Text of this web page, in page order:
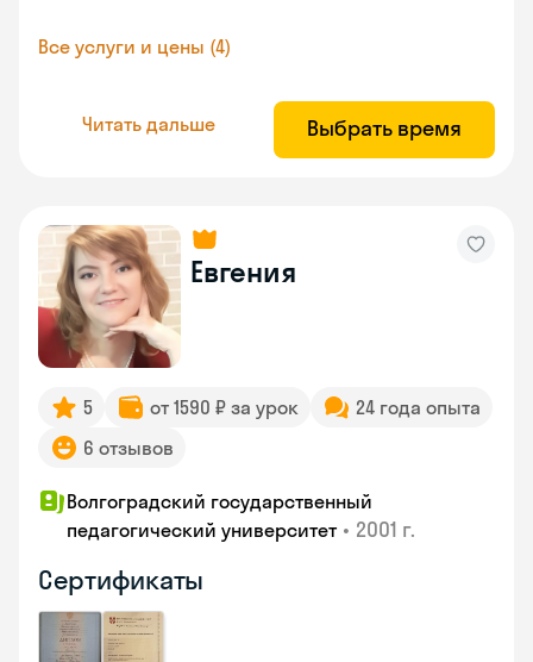
Все услуги и цены (4)
Читать дальше Выбрать время
Евгения
5 от 1590 ₽ за урок
24 года опыта
6 отзывов
Волгоградский государственный
педагогический университет • 2001 г.
Сертификаты